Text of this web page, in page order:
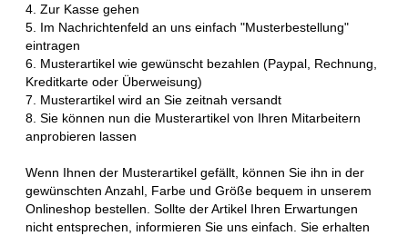
4. Zur Kasse gehen
5. Im Nachrichtenfeld an uns einfach "Musterbestellung"
eintragen
6. Musterartikel wie gewünscht bezahlen (Paypal, Rechnung,
Kreditkarte oder Überweisung)
7. Musterartikel wird an Sie zeitnah versandt
8. Sie können nun die Musterartikel von Ihren Mitarbeitern
anprobieren lassen
Wenn Ihnen der Musterartikel gefällt, können Sie ihn in der
gewünschten Anzahl, Farbe und Größe bequem in unserem
Onlineshop bestellen. Sollte der Artikel Ihren Erwartungen
nicht entsprechen, informieren Sie uns einfach. Sie erhalten